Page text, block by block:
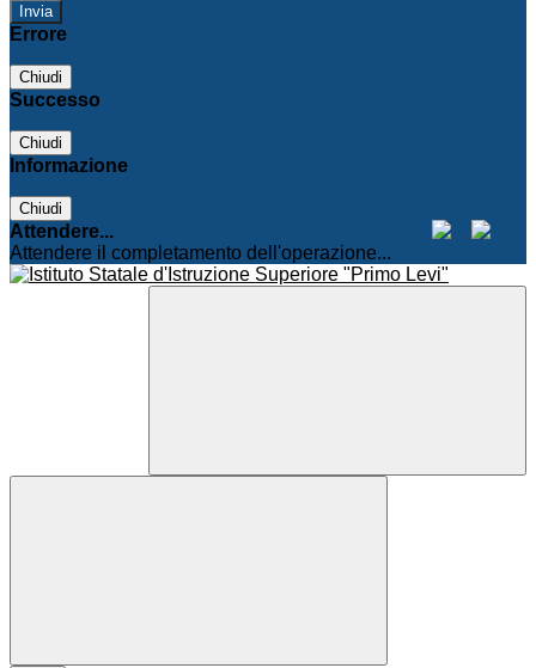
Errore
Chiudi
Successo
Chiudi
Informazione
Chiudi
Attendere...
Attendere il completamento dell'operazione...